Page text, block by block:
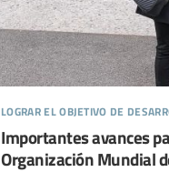
lograr el objetivo de
Importantes avances
Organización Mundial